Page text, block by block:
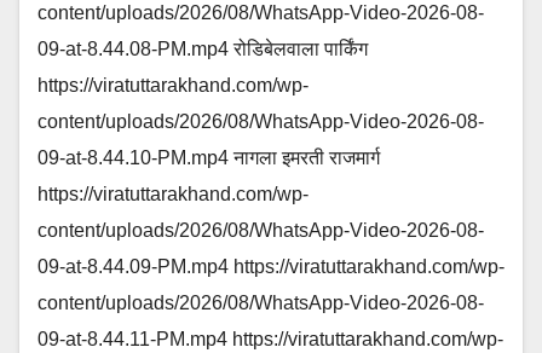
content/uploads/2026/08/WhatsApp-Video-2026-08-
09-at-8.44.08-PM.mp4 रोडिबेलवाला पार्किंग
https://viratuttarakhand.com/wp-
content/uploads/2026/08/WhatsApp-Video-2026-08-
09-at-8.44.10-PM.mp4 नागला इमरती राजमार्ग
https://viratuttarakhand.com/wp-
content/uploads/2026/08/WhatsApp-Video-2026-08-
09-at-8.44.09-PM.mp4 https://viratuttarakhand.com/wp-
content/uploads/2026/08/WhatsApp-Video-2026-08-
09-at-8.44.11-PM.mp4 https://viratuttarakhand.com/wp-